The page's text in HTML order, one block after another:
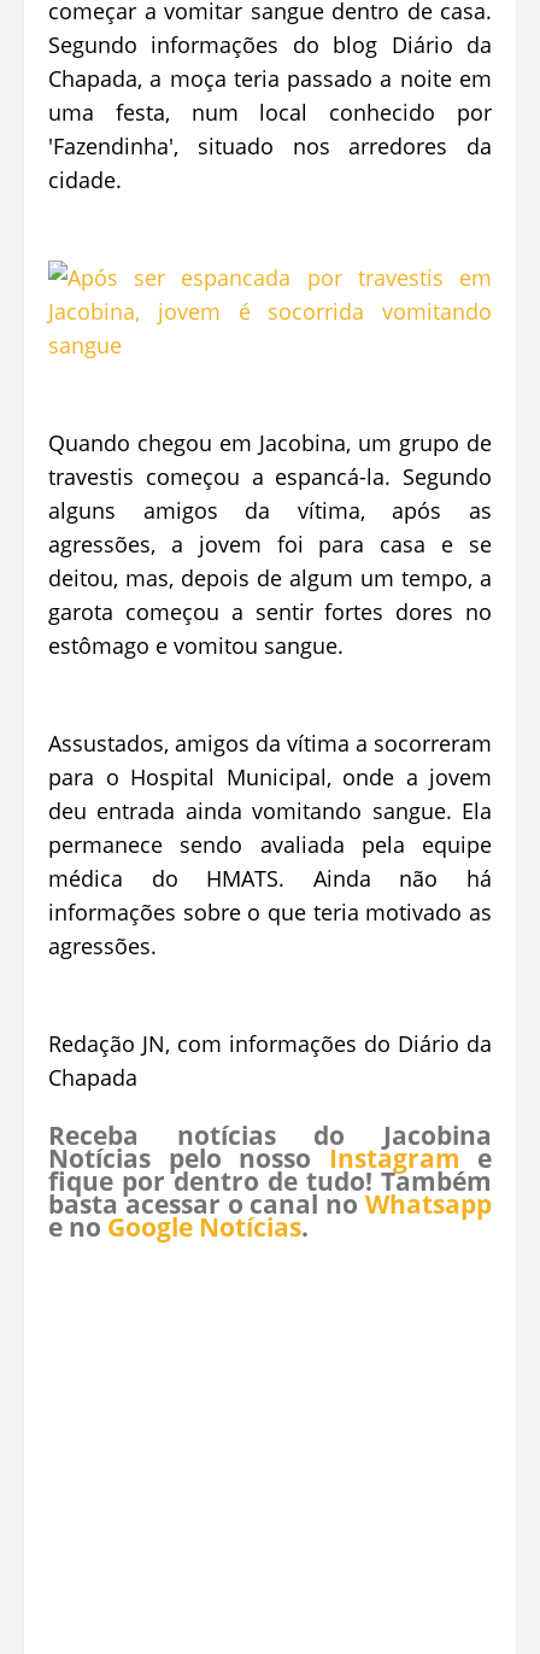
começar a vomitar sangue dentro de casa.
Segundo informações do blog Diário da
Chapada, a moça teria passado a noite em
uma festa, num local conhecido por
'Fazendinha', situado nos arredores da
cidade.
Quando chegou em Jacobina, um grupo de
travestis começou a espancá-la. Segundo
alguns amigos da vítima, após as
agressões, a jovem foi para casa e se
deitou, mas, depois de algum um tempo, a
garota começou a sentir fortes dores no
estômago e vomitou sangue.
Assustados, amigos da vítima a socorreram
para o Hospital Municipal, onde a jovem
deu entrada ainda vomitando sangue. Ela
permanece sendo avaliada pela equipe
médica do HMATS. Ainda não há
informações sobre o que teria motivado as
agressões.
Redação JN, com informações do Diário da
Chapada
Receba notícias do Jacobina
Notícias pelo nosso Instagram e
fique por dentro de tudo! Também
basta acessar o canal no Whatsapp
e no Google Notícias.